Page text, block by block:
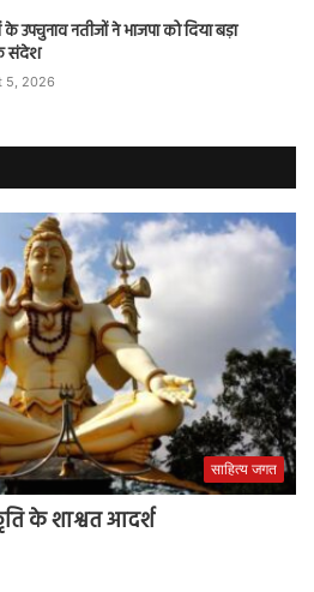
के उपचुनाव नतीजों ने भाजपा को दिया बड़ा
संदेश
5, 2026
साहित्य जगत
के शाश्वत आदर्श